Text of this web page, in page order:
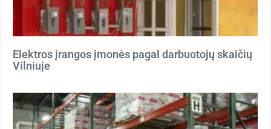
Elektros įrangos įmonės pagal darbuotojų skaičių
Vilniuje